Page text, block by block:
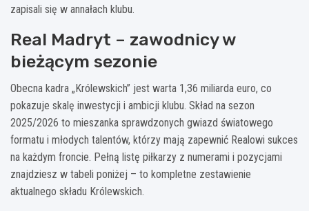
zapisali się w annałach klubu.
Real Madryt – zawodnicy w
bieżącym sezonie
Obecna kadra „Królewskich” jest warta 1,36 miliarda euro, co
pokazuje skalę inwestycji i ambicji klubu. Skład na sezon
2025/2026 to mieszanka sprawdzonych gwiazd światowego
formatu i młodych talentów, którzy mają zapewnić Realowi sukces
na każdym froncie. Pełną listę piłkarzy z numerami i pozycjami
znajdziesz w tabeli poniżej – to kompletne zestawienie
aktualnego składu Królewskich.